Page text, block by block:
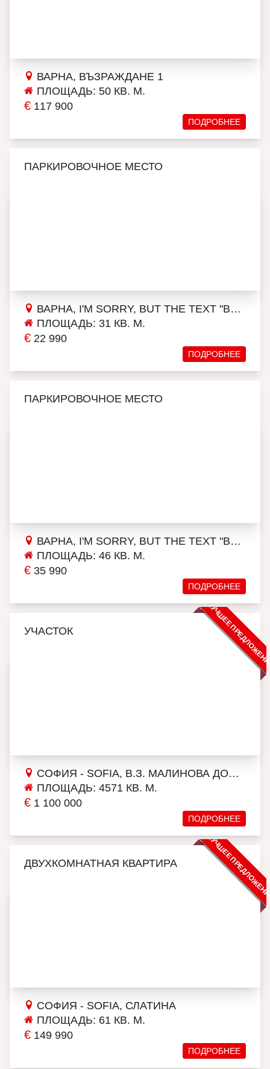
ВАРНА, ВЪЗРАЖДАНЕ 1
ПЛОЩАДЬ: 50 КВ. М.
€ 117 900
ПОДРОБНЕЕ
ПАРКИРОВОЧНОЕ МЕСТО
ВАРНА, I'M SORRY, BUT THE TEXT "ВЛАДИСЛАВ ВАРНЕНЧИК 2" DOESN'T PROVIDE ENOUGH CONTEXT FOR AN ACCURATE TRANSLATION. COULD YOU PLEASE PROVIDE MORE INFORMATION OR CONTEXT SO THAT I CAN ASSIST YOU BETTER?
ПЛОЩАДЬ: 31 КВ. М.
€ 22 990
ПОДРОБНЕЕ
ПАРКИРОВОЧНОЕ МЕСТО
ВАРНА, I'M SORRY, BUT THE TEXT "ВЛАДИСЛАВ ВАРНЕНЧИК 2" DOESN'T PROVIDE ENOUGH CONTEXT FOR AN ACCURATE TRANSLATION. COULD YOU PLEASE PROVIDE MORE INFORMATION OR CONTEXT SO THAT I CAN ASSIST YOU BETTER?
ПЛОЩАДЬ: 46 КВ. М.
€ 35 990
ПОДРОБНЕЕ
ЛУЧШЕЕ
УЧАСТОК
СОФИЯ - SOFIA, В.З. МАЛИНОВА ДОЛИНА
ПЛОЩАДЬ: 4571 КВ. М.
€ 1 100 000
ПОДРОБНЕЕ
ЛУЧШЕЕ
ДВУХКОМНАТНАЯ КВАРТИРА
СОФИЯ - SOFIA, СЛАТИНА
ПЛОЩАДЬ: 61 КВ. М.
€ 149 990
ПОДРОБНЕЕ